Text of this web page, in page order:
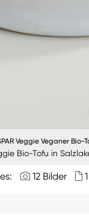
Veggie Veganer
Bio-Tofu in
12 Bilder